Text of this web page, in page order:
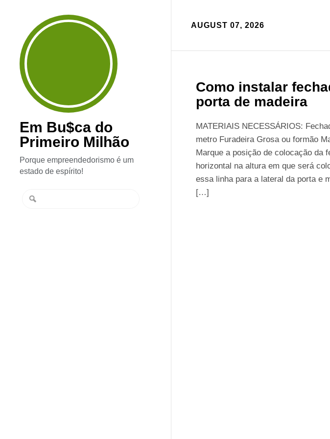
Em Bu$ca do
Primeiro Milhão
Porque empreendedorismo é um
estado de espírito!
AUGUST 07, 2026
Como instalar
porta de madeira
MATERIAIS NECESSÁRIOS:
metro Furadeira Grosa ou formão
Marque a posição de colocação da
horizontal na altura em que será
essa linha para a lateral da porta e
[…]